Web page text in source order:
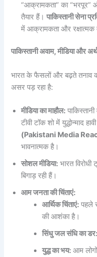
“आक्रामकता” का “भरपूर”
तैयार हैं।पाकिस्तानी सेना
में आक्रामकता और रक्षात्मक
पाकिस्तानी अवाम, मीडिया और
भारत के फैसलों और बढ़ते तनाव
असर पड़ रहा है:
मीडिया का माहौल:
टीवी टॉक शो में युद्धोन्माद
(Pakistani Media
भावनात्मक है।
सोशल मीडिया: भारत
बिगाड़ रही हैं।
आम जनता की चिंताएं:
आर्थिक चिंताएं: पहले
की आशंका है।
सिंधु जल संधि का डर:
युद्ध का भय: आम